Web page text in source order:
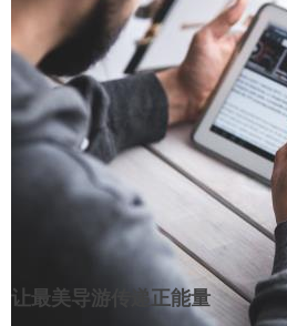
让最美导游传递正能量
赴台个人游今年有望破百万 部